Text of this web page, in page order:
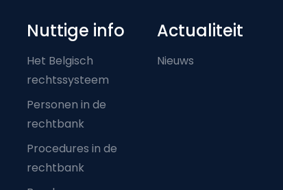
Nuttige info
Het Belgisch
rechtssysteem
Personen in de
rechtbank
Procedures in de
rechtbank
Actualiteit
Nieuws